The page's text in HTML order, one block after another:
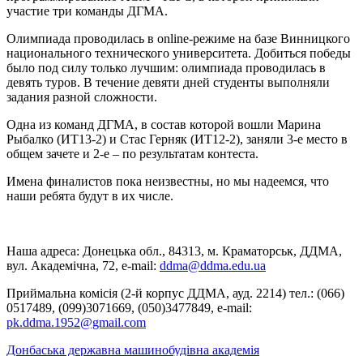
участие три команды ДГМА.
Олимпиада проводилась в online-режиме на базе Винницкого
национального технического университета. Добиться победы
было под силу только лучшим: олимпиада проводилась в
девять туров. В течение девяти дней студенты выполняли
задания разной сложности.
Одна из команд ДГМА, в состав которой вошли Марина
Рыбалко (ИТ13-2) и Стас Герняк (ИТ12-2), заняли 3-е место в
общем зачете и 2-е – по результатам контеста.
Имена финалистов пока неизвестны, но мы надеемся, что
наши ребята будут в их числе.
Наша адреса: Донецька обл., 84313, м. Краматорськ, ДДМА,
вул. Академічна, 72, е-mail: ddma@ddma.edu.ua
Приймальна комісія (2-й корпус ДДМА, ауд. 2214) тел.: (066)
0517489, (099)3071669, (050)3477849, e-mail:
pk.ddma.1952@gmail.com
Донбаська державна машинобудівна академія